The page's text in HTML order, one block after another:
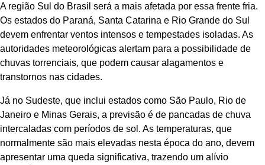
A região Sul do Brasil será a mais afetada por essa frente fria.
Os estados do Paraná, Santa Catarina e Rio Grande do Sul
devem enfrentar ventos intensos e tempestades isoladas. As
autoridades meteorológicas alertam para a possibilidade de
chuvas torrenciais, que podem causar alagamentos e
transtornos nas cidades.
Já no Sudeste, que inclui estados como São Paulo, Rio de
Janeiro e Minas Gerais, a previsão é de pancadas de chuva
intercaladas com períodos de sol. As temperaturas, que
normalmente são mais elevadas nesta época do ano, devem
apresentar uma queda significativa, trazendo um alívio